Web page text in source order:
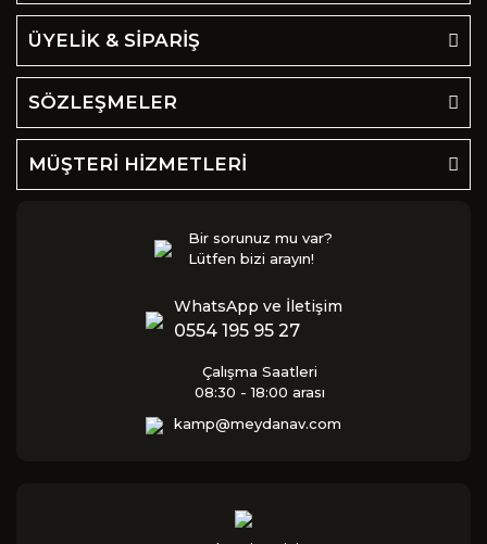
ÜYELİK & SİPARİŞ
SÖZLEŞMELER
MÜŞTERİ HİZMETLERİ
Bir sorunuz mu var?
Lütfen bizi arayın!
WhatsApp ve İletişim
0554 195 95 27
Çalışma Saatleri
08:30 - 18:00 arası
kamp@meydanav.com